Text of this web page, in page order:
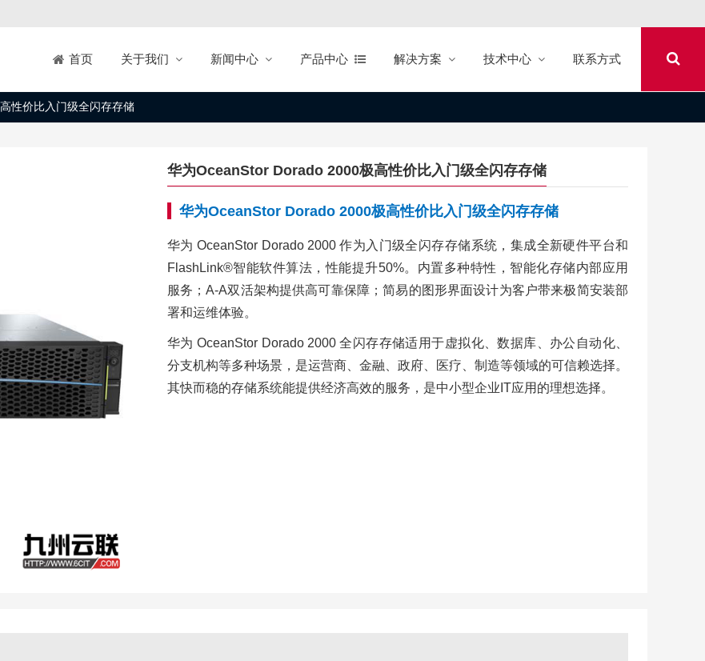
首页 关于我们 新闻中心 产品中心 解决方案 技术中心 联系方式
性价比入门级全闪存存储
华为OceanStor Dorado 2000极高性价比入门级全闪存存储
华为OceanStor Dorado 2000极高性价比入门级全闪存存储
华为 OceanStor Dorado 2000 作为入门级全闪存存储系统，集成全新硬件平台和
FlashLink®智能软件算法，性能提升50%。内置多种特性，智能化存储内部应用
服务；A-A双活架构提供高可靠保障；简易的图形界面设计为客户带来极简安装部
署和运维体验。
华为 OceanStor Dorado 2000 全闪存存储适用于虚拟化、数据库、办公自动化、
分支机构等多种场景，是运营商、金融、政府、医疗、制造等领域的可信赖选择。
其快而稳的存储系统能提供经济高效的服务，是中小型企业IT应用的理想选择。